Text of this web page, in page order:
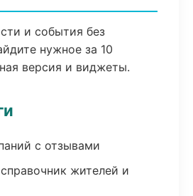
и события без
нужное за 10
версия и виджеты.
с отзывами
жителей и